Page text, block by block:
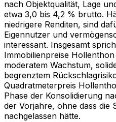
nach Objektqualität, Lage
etwa 3,0 bis 4,2 % brutto.
niedrigere Renditen, sind
Eigennutzer und
interessant. Insgesamt
Immobilienpreise
moderatem Wachstum,
begrenztem
Quadratmeterpreis
Phase der Konsolidierung
der Vorjahre, ohne dass die
nachgelassen hätte.